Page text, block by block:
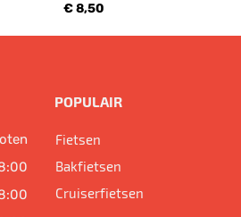
€ 8,50
POPULAIR
Fietsen
Bakfietsen
Cruiserfietsen